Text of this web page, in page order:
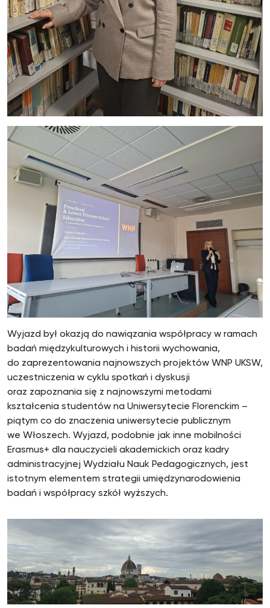
Wyjazd był okazją do nawiązania współpracy w ramach
badań międzykulturowych i historii wychowania,
do zaprezentowania najnowszych projektów WNP UKSW,
uczestniczenia w cyklu spotkań i dyskusji
oraz zapoznania się z najnowszymi metodami
kształcenia studentów na Uniwersytecie Florenckim –
piątym co do znaczenia uniwersytecie publicznym
we Włoszech. Wyjazd, podobnie jak inne mobilności
Erasmus+ dla nauczycieli akademickich oraz kadry
administracyjnej Wydziału Nauk Pedagogicznych, jest
istotnym elementem strategii umiędzynarodowienia
badań i współpracy szkół wyższych.